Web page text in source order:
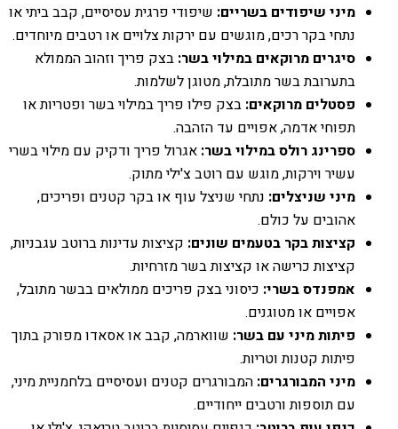
מיני שיפודים בשריים: שיפודי פרגית עסיסיים, קבב ביתי או
נתחי בקר רכים, מוגשים עם ירקות צלויים או רטבים מיוחדים.
סיגרים מרוקאים במילוי בשר: בצק פריך וזהוב הממולא
בתערובת בשר מתובלת, מטוגן לשלמות.
פסטלים מרוקאים: בצק פילו פריך במילוי בשר ופטריות או
תפוחי אדמה, אפויים עד הזהבה.
ספרינג רולס במילוי בשר: אגרול פריך ודקיק עם מילוי בשרי
עשיר וירקות, מוגש עם רוטב צ'ילי מתוק.
מיני שניצלים: נתחי שניצל עוף או בקר קטנים ופריכים,
אהובים על כולם.
קציצות בקר בטעמים שונים: קציצות עדינות ברוטב עגבניות,
קציצות כרישה או קציצות בשר מזרחיות.
אמפנדס בשרי: כיסוני בצק פריכים ממולאים בבשר מתובל,
אפויים או מטוגנים.
פיתות מיני עם בשר: שווארמה, קבב או אסאדו מפורק בתוך
פיתות קטנות וטריות.
מיני המבורגרים: המבורגרים קטנים ועסיסיים בלחמניית מיני,
עם תוספות ורטבים ייחודיים.